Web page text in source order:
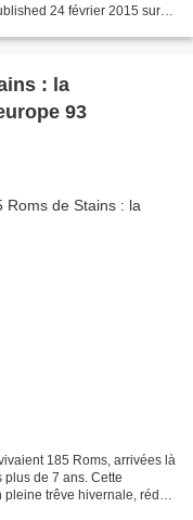
24 février 2015 sur le
: la
93
185 Roms, arrivées là
de 7 ans. Cette
trêve hivernale, réduit